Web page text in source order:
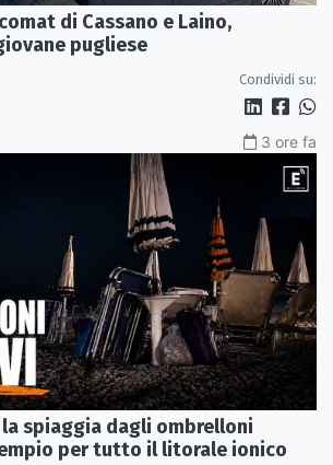
di Cassano e Laino,
pugliese
Condividi su:
3 ore fa
spiaggia dagli ombrelloni
per tutto il litorale ionico